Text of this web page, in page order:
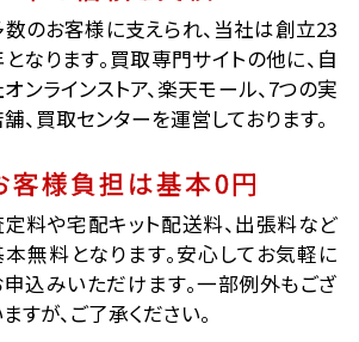
数のお客様に支えられ、当社は創立23
なります。買取専門サイトの他に、自
ンラインストア、楽天モール、7つの実
、買取センターを運営しております。
客様負担は基本0円
料や宅配キット配送料、出張料など
本無料となります。安心してお気軽に
申込みいただけます。一部例外もござ
すが、ご了承ください。